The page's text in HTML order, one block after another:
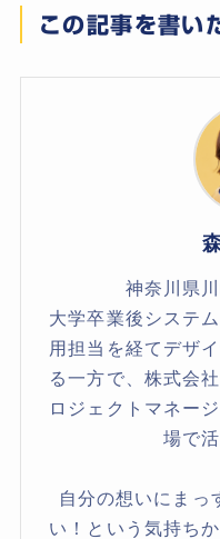
この記事を書い
神奈川県
大学卒業後システ
用担当を経てデザ
る一方で、株式会
ロジェクトマネー
場で
自分の想いにまっ
い！という気持ち